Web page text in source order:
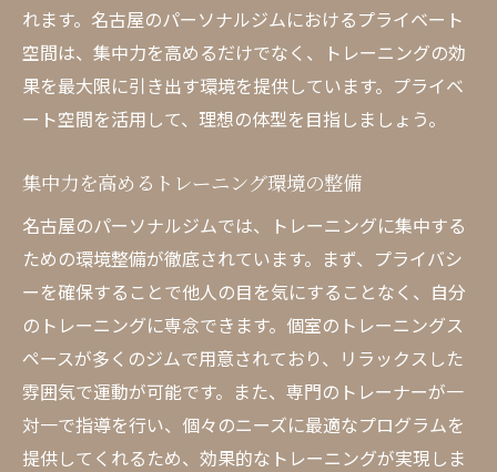
れます。名古屋のパーソナルジムにおけるプライベート
空間は、集中力を高めるだけでなく、トレーニングの効
果を最大限に引き出す環境を提供しています。プライベ
ート空間を活用して、理想の体型を目指しましょう。
集中力を高めるトレーニング環境の整備
名古屋のパーソナルジムでは、トレーニングに集中する
ための環境整備が徹底されています。まず、プライバシ
ーを確保することで他人の目を気にすることなく、自分
のトレーニングに専念できます。個室のトレーニングス
ペースが多くのジムで用意されており、リラックスした
雰囲気で運動が可能です。また、専門のトレーナーが一
対一で指導を行い、個々のニーズに最適なプログラムを
提供してくれるため、効果的なトレーニングが実現しま